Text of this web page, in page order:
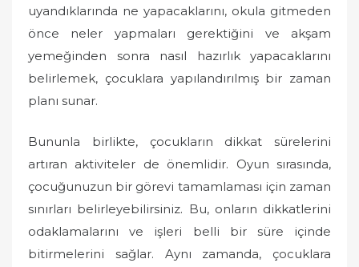
uyandıklarında ne yapacaklarını, okula gitmeden
önce neler yapmaları gerektiğini ve akşam
yemeğinden sonra nasıl hazırlık yapacaklarını
belirlemek, çocuklara yapılandırılmış bir zaman
planı sunar.
Bununla birlikte, çocukların dikkat sürelerini
artıran aktiviteler de önemlidir. Oyun sırasında,
çocuğunuzun bir görevi tamamlaması için zaman
sınırları belirleyebilirsiniz. Bu, onların dikkatlerini
odaklamalarını ve işleri belli bir süre içinde
bitirmelerini sağlar. Aynı zamanda, çocuklara